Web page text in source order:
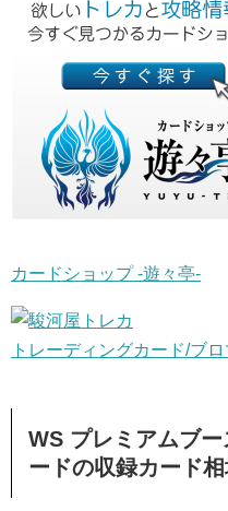
カードショップ -遊々亭-
トレーディングカード/ブ
WS プレミアムブ
ードの収録カード